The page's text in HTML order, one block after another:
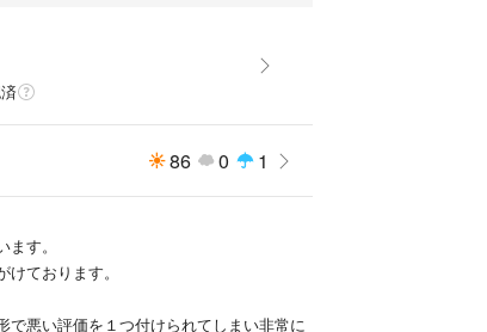
86 0 1
す。
ております。
で悪い評価を１つ付けられてしまい非常に